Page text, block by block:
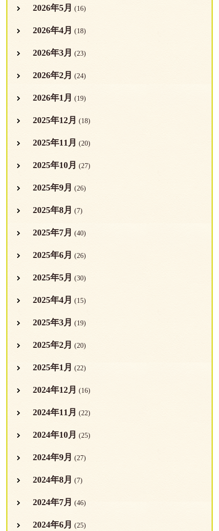
2026年5月 (16)
2026年4月 (18)
2026年3月 (23)
2026年2月 (24)
2026年1月 (19)
2025年12月 (18)
2025年11月 (20)
2025年10月 (27)
2025年9月 (26)
2025年8月 (7)
2025年7月 (40)
2025年6月 (26)
2025年5月 (30)
2025年4月 (15)
2025年3月 (19)
2025年2月 (20)
2025年1月 (22)
2024年12月 (16)
2024年11月 (22)
2024年10月 (25)
2024年9月 (27)
2024年8月 (7)
2024年7月 (46)
2024年6月 (25)